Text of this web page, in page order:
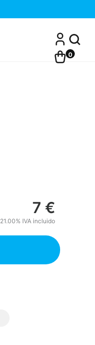
0
7 €
21.00% IVA incluido